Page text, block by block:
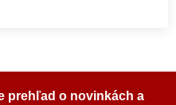
prehľad o novinkách a